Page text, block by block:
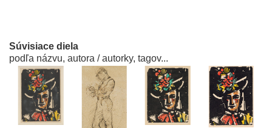
Súvisiace diela
podľa názvu, autora / autorky, tagov...